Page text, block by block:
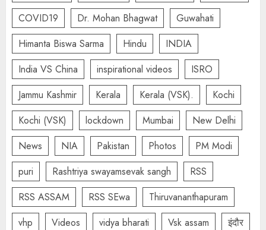
COVID19
Dr. Mohan Bhagwat
Guwahati
Himanta Biswa Sarma
Hindu
INDIA
India VS China
inspirational videos
ISRO
Jammu Kashmir
Kerala Kerala (VSK).
Kochi
Kochi (VSK)
lockdown Mumbai
New Delhi
News
NIA Pakistan Photos
PM Modi
puri
Rashtriya swayamsevak sangh
RSS
RSS ASSAM
RSS SEwa
Thiruvananthapuram
vhp
Videos vidya bharati Vsk assam
इंदौर